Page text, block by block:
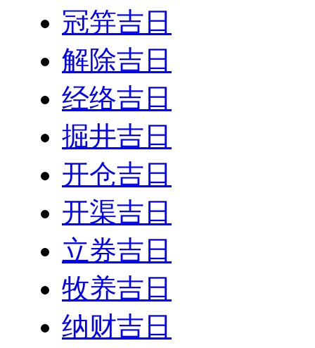
冠笄吉日
解除吉日
经络吉日
掘井吉日
开仓吉日
开渠吉日
立券吉日
牧养吉日
纳财吉日